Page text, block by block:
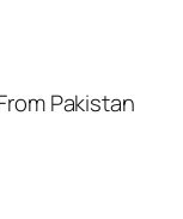
Pakistan